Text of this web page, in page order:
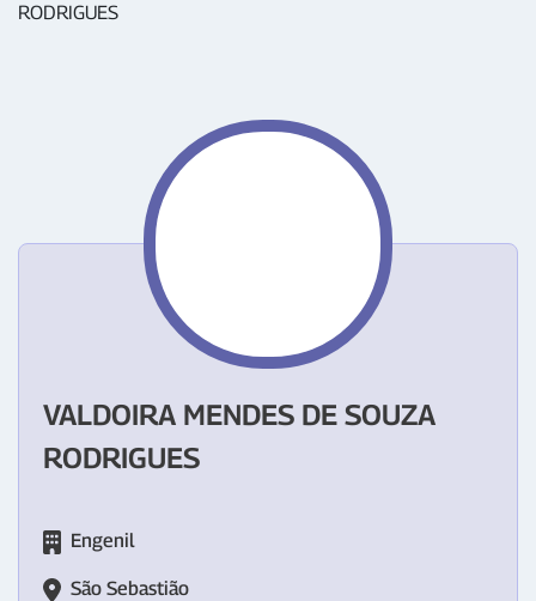
RODRIGUES
VALDOIRA MENDES DE SOUZA
RODRIGUES
Engenil
São Sebastião